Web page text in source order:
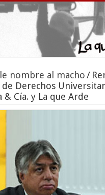
nombre al macho /
Derechos
& Cía. y La que Arde